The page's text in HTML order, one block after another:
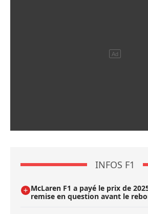
INFOS F1
McLaren F1 a payé le prix de
remise en question avant le